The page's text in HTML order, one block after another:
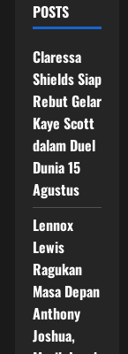
POSTS
Claressa
Shields Siap
Rebut Gelar
Kaye Scott
dalam Duel
Dunia 15
Agustus
Lennox
Lewis
Ragukan
Masa Depan
Anthony
Joshua,